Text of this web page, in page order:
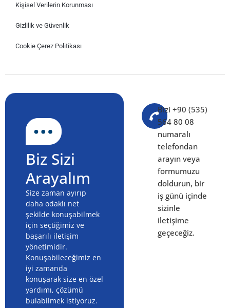
Kişisel Verilerin Korunması
Gizlilik ve Güvenlik
Cookie Çerez Politikası
Biz Sizi
Arayalım
Size zaman ayırıp
daha odaklı net
şekilde konuşabilmek
için seçtiğimiz ve
başarılı iletişim
yönetimidir.
Konuşabileceğimiz en
iyi zamanda
konuşarak size en özel
yardımı, çözümü
bulabilmek istiyoruz.
Bizi +90 (535)
564 80 08
numaralı
telefondan
arayın veya
formumuzu
doldurun, bir
iş günü içinde
sizinle
iletişime
geçeceğiz.